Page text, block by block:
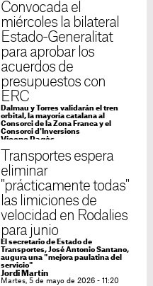
Convocada el
miércoles la bilateral
Estado-Generalitat
para aprobar los
acuerdos de
presupuestos con
ERC
Dalmau y Torres validarán el tren
orbital, la mayoría catalana al
Consorci de la Zona Franca y el
Consorci d'Inversions
Vicenç Pagès
Transportes espera
eliminar
"prácticamente todas"
las limiciones de
velocidad en Rodalies
para junio
El secretario de Estado de
Transportes, José Antonio Santano,
augura una "mejora paulatina del
servicio"
Jordi Martín
Martes, 5 de mayo de 2026 - 11:20